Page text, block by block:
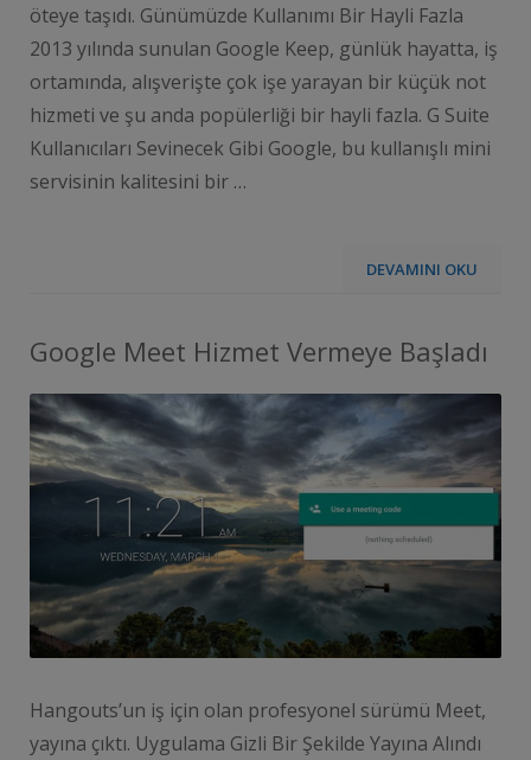
öteye taşıdı. Günümüzde Kullanımı Bir Hayli Fazla
2013 yılında sunulan Google Keep, günlük hayatta, iş
ortamında, alışverişte çok işe yarayan bir küçük not
hizmeti ve şu anda popülerliği bir hayli fazla. G Suite
Kullanıcıları Sevinecek Gibi Google, bu kullanışlı mini
servisinin kalitesini bir …
DEVAMINI OKU
Google Meet Hizmet Vermeye Başladı
Hangouts’un iş için olan profesyonel sürümü Meet,
yayına çıktı. Uygulama Gizli Bir Şekilde Yayına Alındı